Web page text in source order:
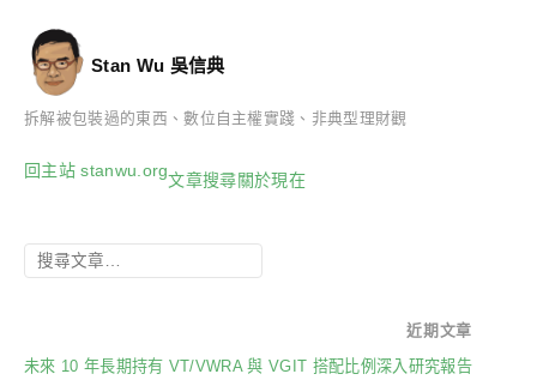
Stan Wu 吳信典
拆解被包裝過的東西、數位自主權實踐、非典型理財觀
回主站 stanwu.org文章搜尋關於現在
近期文章
未來 10 年長期持有 VT/VWRA 與 VGIT 搭配比例深入研究報告